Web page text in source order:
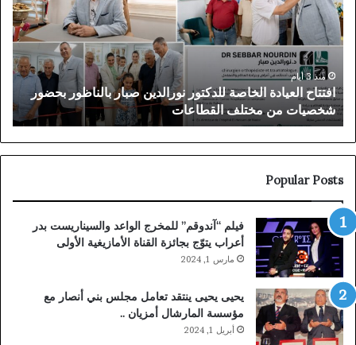
في
دبي
بعد
سنوات
من
الملاحقة
القضائية
البلجيكية
منذ 6 أيام
توقيف الملقب بـ”الناظوري” في دبي بعد سنوات من الملاحقة
القضائية البلجيكية
في
Popular Posts
فيلم “آندوقم” للمخرج الواعد والسيناريست بدر
أعراب يتوّج بجائزة القناة الأمازيغية الأولى
مارس 1, 2024
يحيى يحيى ينتقد تعامل مجلس بني أنصار مع
مؤسسة المارشال أمزيان ..
أبريل 1, 2024